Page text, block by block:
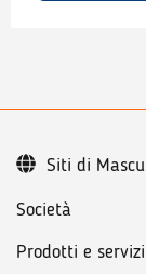
Società
Prodotti e servizi
Siti di